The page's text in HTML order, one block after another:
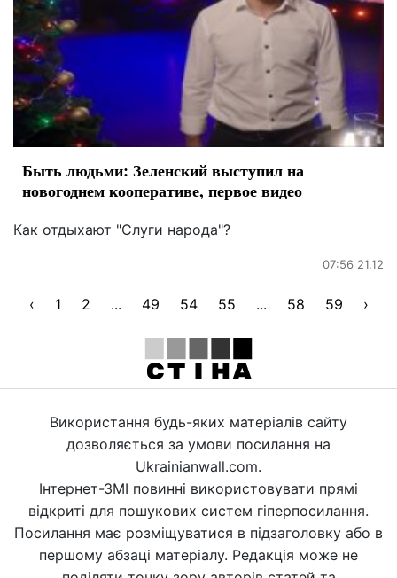
Быть людьми: Зеленский выступил на
новогоднем кооперативе, первое видео
Как отдыхают "Слуги народа"?
07:56 21.12
‹ 1 2 ... 49 54 55 ... 58 59 ›
Використання будь-яких матеріалів сайту
дозволяється за умови посилання на
Ukrainianwall.com.
Інтернет-ЗМІ повинні використовувати прямі
відкриті для пошукових систем гіперпосилання.
Посилання має розміщуватися в підзаголовку або в
першому абзаці матеріалу. Редакція може не